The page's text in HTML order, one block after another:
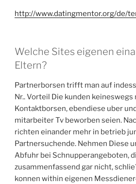
http://www.datingmentor.org/de/
Welche Sites eigenen
Eltern?
Partnerborsen trifft man auf
Nr.. Vorteil Die kunden
Kontaktborsen, ebendiese uber
mitarbeiter Tv beworben seien.
richten einander mehr in betrieb
Partnersuchende. Nehmen Diese
Abfuhr bei Schnupperangeboten,
zusammenfassend gar nicht,
konnen within eigenen